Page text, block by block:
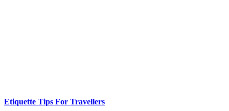
Etiquette Tips For Travellers